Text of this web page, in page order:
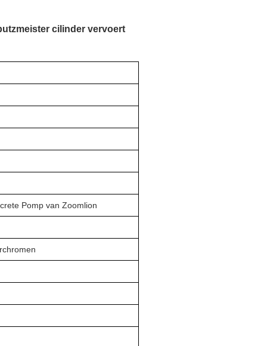
cilinder vervoert
Pomp van Zoomlion